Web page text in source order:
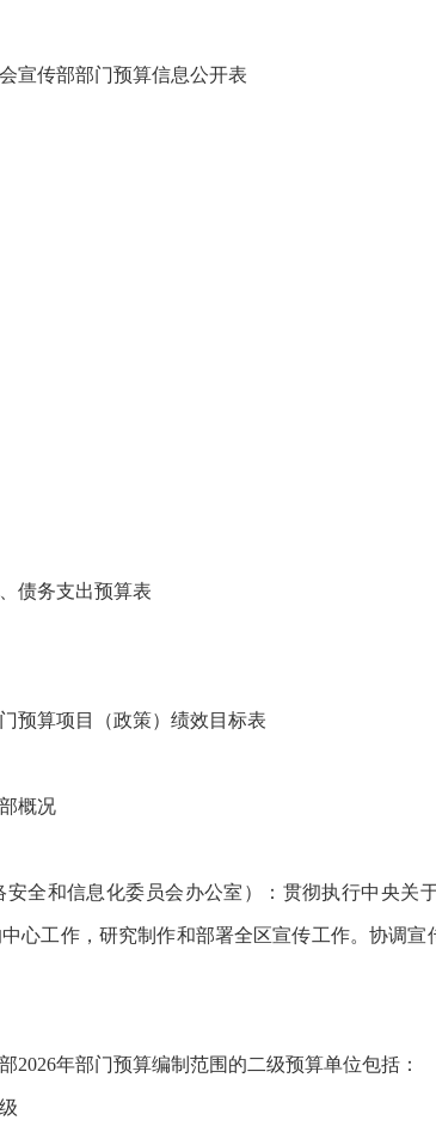
宣传部部门预算信息公开表
、债务支出预算表
预算项目（政策）绩效目标表
概况
全和信息化委员会办公室）：贯彻执行中央关
心工作，研究制作和部署全区宣传工作。协调
2026年部门预算编制范围的二级预算单位包括：